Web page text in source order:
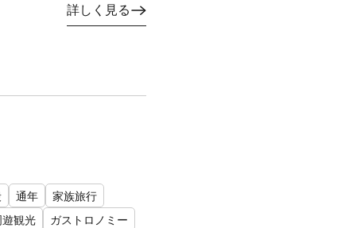
詳しく見る
通年
家族旅行
観光 ガストロノミー